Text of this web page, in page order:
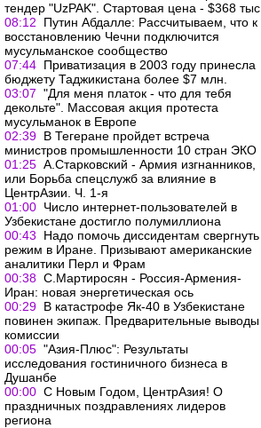
тендер "UzPAK". Стартовая цена - $368 тыс.
08:12
Путин Абдалле: Рассчитываем, что к
восстановлению Чечни подключится
мусульманское сообщество
07:44 Приватизация в 2003 году принесла
бюджету Таджикистана более $7 млн.
03:07 "Для меня платок - что для тебя
декольте". Массовая акция протеста
мусульманок в Европе
02:39 В Тегеране пройдет встреча
министров промышленности 10 стран ЭКО
01:25 А.Старковский - Армия изгнанников,
или Борьба спецслужб за влияние в
ЦентрАзии. Ч. 1-я
01:00 Число интернет-пользователей в
Узбекистане достигло полумиллиона
00:43
Надо помочь диссидентам свергнуть
режим в Иране. Призывают американские
аналитики Перл и Фрам
00:38 С.Мартиросян - Россия-Армения-
Иран: новая энергетическая ось
00:29 В катастрофе Як-40 в Узбекистане
повинен экипаж. Предварительные выводы
комиссии
00:05 "Азия-Плюс": Результаты
исследования гостиничного бизнеса в
Душанбе
00:00 С Новым Годом, ЦентрАзия! О
праздничных поздравлениях лидеров
региона